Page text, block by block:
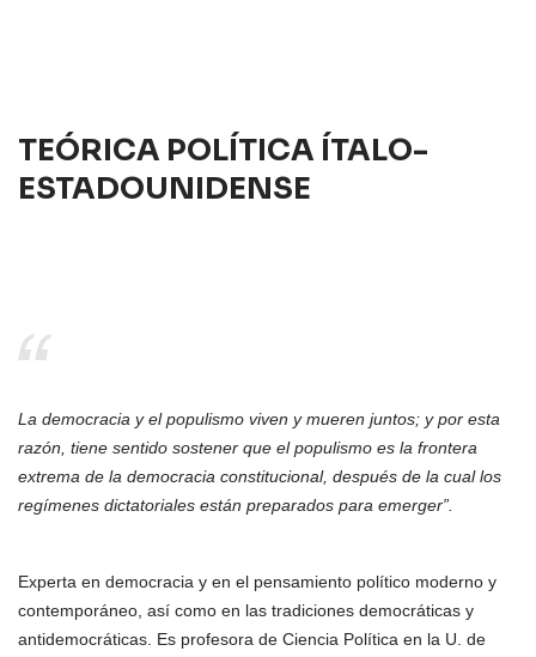
TEÓRICA POLÍTICA ÍTALO-
ESTADOUNIDENSE
La democracia y el populismo viven y mueren juntos; y por esta
razón, tiene sentido sostener que el populismo es la frontera
extrema de la democracia constitucional, después de la cual los
regímenes dictatoriales están preparados para emerger”.
Experta en democracia y en el pensamiento político moderno y
contemporáneo, así como en las tradiciones democráticas y
antidemocráticas. Es profesora de Ciencia Política en la U. de